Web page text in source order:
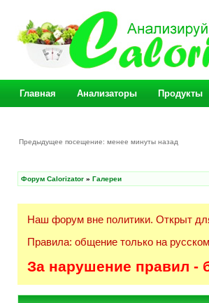
Главная Анализаторы Продукты
Предыдущее посещение: менее минуты назад
Форум Calorizator » Галереи
Наш форум вне политики. Открыт
Правила: общение только на
За нарушение правил -